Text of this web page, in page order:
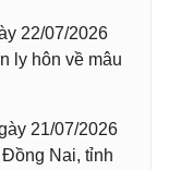
22/07/2026
ly hôn về mâu
21/07/2026
Nai, tỉnh